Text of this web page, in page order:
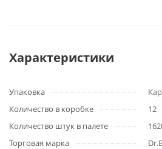
Характеристики
Упаковка
Количество в коробке
12
Количество штук в палете
Торговая марка